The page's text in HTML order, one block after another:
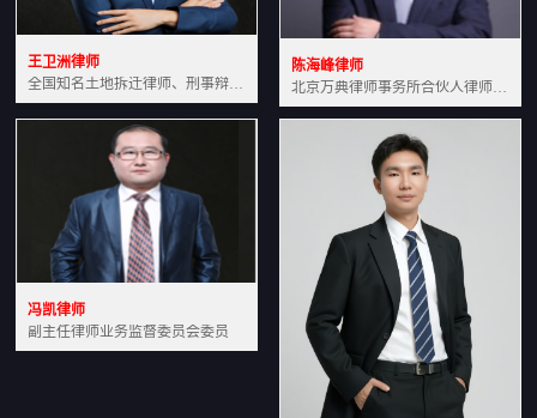
王卫洲律师
全国知名土地拆迁律师、刑事辩护律师北京万典律师事务所主任中国法学会会员北京市行政法研究会理事
陈海峰律师
北京万典律师事务所合伙人律师土地房产专业资深律师
冯凯律师
副主任律师业务监督委员会委员